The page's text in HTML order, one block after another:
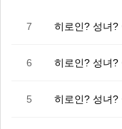
7
6
5